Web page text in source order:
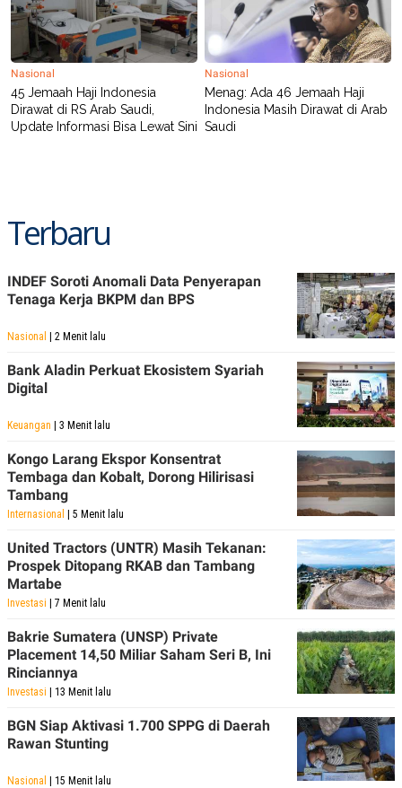
Nasional
45 Jemaah Haji Indonesia
Dirawat di RS Arab Saudi,
Update Informasi Bisa Lewat Sini
Nasional
Menag: Ada 46 Jemaah Haji
Indonesia Masih Dirawat di Arab
Saudi
Terbaru
INDEF Soroti Anomali Data Penyerapan
Tenaga Kerja BKPM dan BPS
Nasional | 2 Menit lalu
Bank Aladin Perkuat Ekosistem Syariah
Digital
Keuangan | 3 Menit lalu
Kongo Larang Ekspor Konsentrat
Tembaga dan Kobalt, Dorong Hilirisasi
Tambang
Internasional | 5 Menit lalu
United Tractors (UNTR) Masih Tekanan:
Prospek Ditopang RKAB dan Tambang
Martabe
Investasi | 7 Menit lalu
Bakrie Sumatera (UNSP) Private
Placement 14,50 Miliar Saham Seri B, Ini
Rinciannya
Investasi | 13 Menit lalu
BGN Siap Aktivasi 1.700 SPPG di Daerah
Rawan Stunting
Nasional | 15 Menit lalu